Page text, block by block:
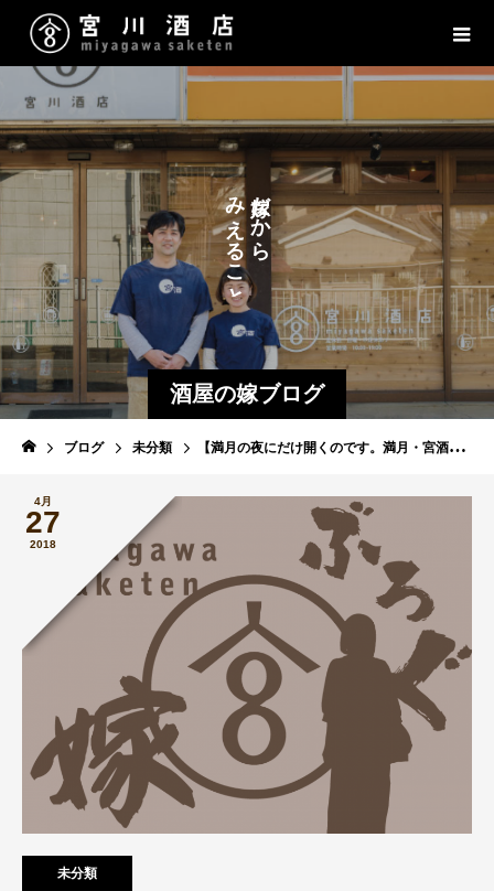
酒屋の嫁ブログ
だ
か
ら
み
え
る
こ
と
だ
か
ブログ 未分類 【満月の夜にだけ開くのです。満月・宮酒ワインバー】4/30（月）です
4月
27
2018
未分類